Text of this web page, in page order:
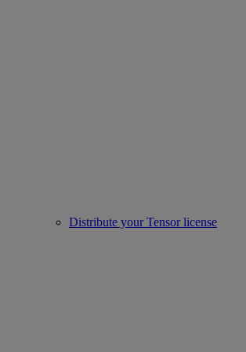
Distribute your Tensor license